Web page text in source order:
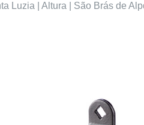
Luzia | Altura | São Brás de